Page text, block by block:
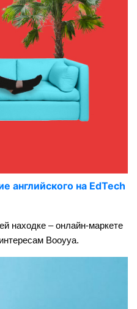
английского на EdTech
находке – онлайн-маркете
Booyya.